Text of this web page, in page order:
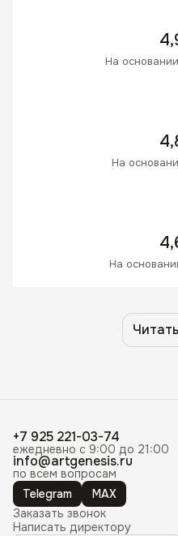
На
На
На
+7 925 221-03-74
ежедневно с 9:00 до 21:00
info@artgenesis.ru
по всем вопросам
Telegram
MAX
Заказать звонок
Написать директору